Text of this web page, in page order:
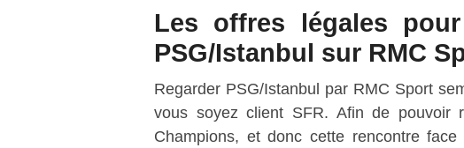
Les offres légales
PSG/Istanbul sur RMC
Regarder PSG/Istanbul par RMC Sport
vous soyez client SFR. Afin de
Champions, et donc cette rencontre